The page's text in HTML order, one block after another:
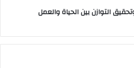
التوازن بين الحياة والعمل